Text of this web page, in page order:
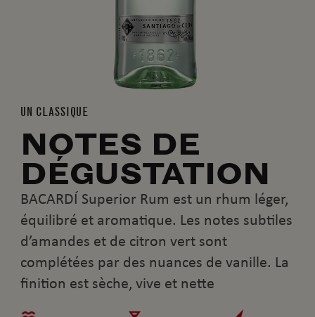
UN CLASSIQUE
NOTES DE
DÉGUSTATION
BACARDÍ Superior Rum est un rhum léger,
équilibré et aromatique. Les notes subtiles
d’amandes et de citron vert sont
complétées par des nuances de vanille. La
finition est sèche, vive et nette